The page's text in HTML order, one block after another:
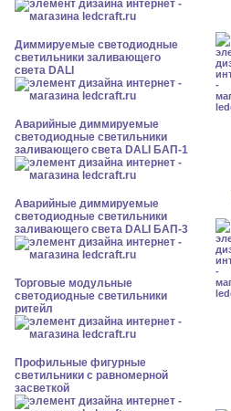
Диммируемые светодиодные
светильники заливающего
света DALI
Аварийные диммируемые
светодиодные светильники
заливающего света DALI БАП-1
Аварийные диммируемые
светодиодные светильники
заливающего света DALI БАП-3
Торговые модульные
светодиодные светильники
ритейл
Профильные фигурные
светильники с равномерной
засветкой